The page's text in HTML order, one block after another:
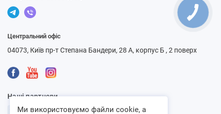
Центральний офіс
04073, Київ пр-т Степана Бандери, 28 А, корпус Б , 2 поверх
Наші партнери
Ми використовуємо файли cookie, а